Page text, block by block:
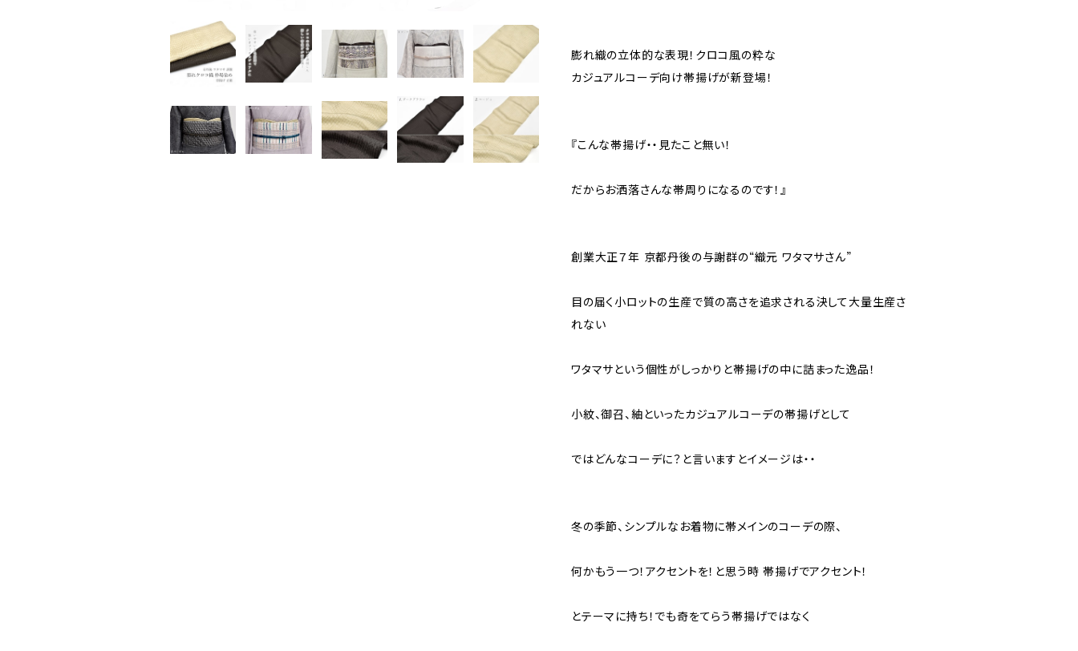
膨れ織の立体的な表現！クロコ風の粋な
カジュアルコーデ向け帯揚げが新登場！
『こんな帯揚げ・・見たこと無い！
だからお洒落さんな帯周りになるのです！』
創業大正７年 京都丹後の与謝群の“織元 ワタマサさん”
目の届く小ロットの生産で質の高さを追求される決して大量生産さ
れない
ワタマサという個性がしっかりと帯揚げの中に詰まった逸品！
小紋、御召、紬といったカジュアルコーデの帯揚げとして
ではどんなコーデに？と言いますとイメージは・・
冬の季節、シンプルなお着物に帯メインのコーデの際、
何かもう一つ！アクセントを！と思う時 帯揚げでアクセント！
とテーマに持ち！でも奇をてらう帯揚げではなく